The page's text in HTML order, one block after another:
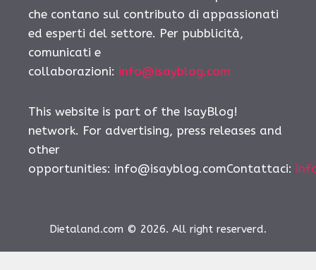
che contano sul contributo di appassionati
ed esperti del settore. Per pubblicità,
comunicati e
collaborazioni: info@isayblog.com
This website is part of the IsayBlog!
network. For advertising, press releases and
other
opportunities: info@isayblog.comContattaci:
Dietaland.com © 2026. All right reserverd.